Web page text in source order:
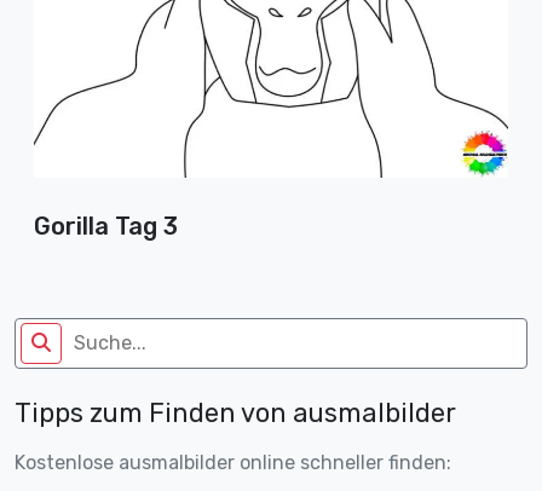
Gorilla Tag 3
Tipps zum Finden von ausmalbilder
Kostenlose ausmalbilder online schneller finden: